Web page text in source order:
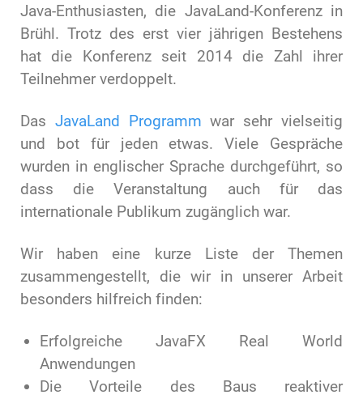
Java-Enthusiasten, die JavaLand-Konferenz in
Brühl. Trotz des erst vier jährigen Bestehens
hat die Konferenz seit 2014 die Zahl ihrer
Teilnehmer verdoppelt.
Das JavaLand Programm war sehr vielseitig
und bot für jeden etwas. Viele Gespräche
wurden in englischer Sprache durchgeführt, so
dass die Veranstaltung auch für das
internationale Publikum zugänglich war.
Wir haben eine kurze Liste der Themen
zusammengestellt, die wir in unserer Arbeit
besonders hilfreich finden:
Erfolgreiche JavaFX Real World
Anwendungen
Die Vorteile des Baus reaktiver